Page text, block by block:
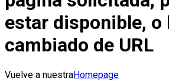
estar disponible, o
cambiado de URL
Vuelve a nuestraHomepage